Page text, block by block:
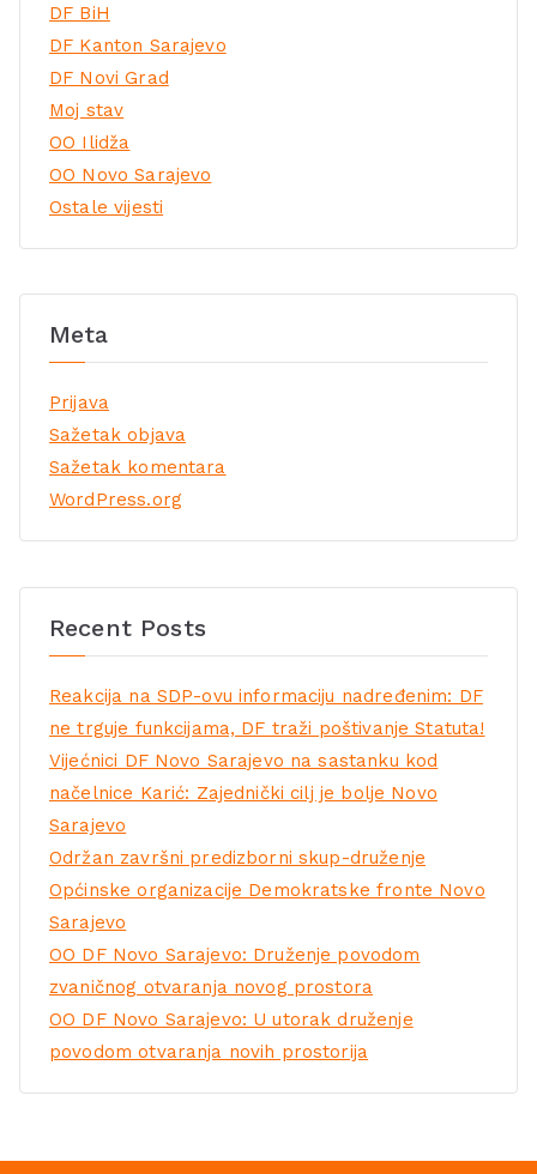
DF BiH
DF Kanton Sarajevo
DF Novi Grad
Moj stav
OO Ilidža
OO Novo Sarajevo
Ostale vijesti
Meta
Prijava
Sažetak objava
Sažetak komentara
WordPress.org
Recent Posts
Reakcija na SDP-ovu informaciju nadređenim: DF
ne trguje funkcijama, DF traži poštivanje Statuta!
Vijećnici DF Novo Sarajevo na sastanku kod
načelnice Karić: Zajednički cilj je bolje Novo
Sarajevo
Održan završni predizborni skup-druženje
Općinske organizacije Demokratske fronte Novo
Sarajevo
OO DF Novo Sarajevo: Druženje povodom
zvaničnog otvaranja novog prostora
OO DF Novo Sarajevo: U utorak druženje
povodom otvaranja novih prostorija